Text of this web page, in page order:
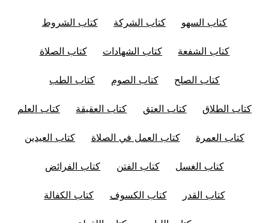
كتاب السهو كتاب الشركة كتاب الشروط
كتاب الشفعة كتاب الشهادات كتاب الصلاة
كتاب الصلح كتاب الصوم كتاب الطب
كتاب الطلاق كتاب العتق كتاب العقيقة كتاب العلم
كتاب العمرة كتاب العمل في الصلاة كتاب العيدين
كتاب الغسل كتاب الفتن كتاب الفرائض
كتاب القدر كتاب الكسوف كتاب الكفالة